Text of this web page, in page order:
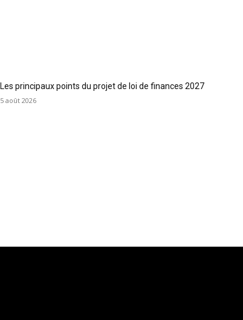
Les principaux points du projet de loi de finances 2027
5 août 2026